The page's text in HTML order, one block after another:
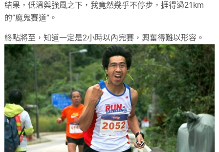
結果，低溫與強風之下，我竟然幾乎不停步，捱得過21km
的”魔鬼賽道”。
終點將至，知道一定是2小時以內完賽，興奮得難以形容。